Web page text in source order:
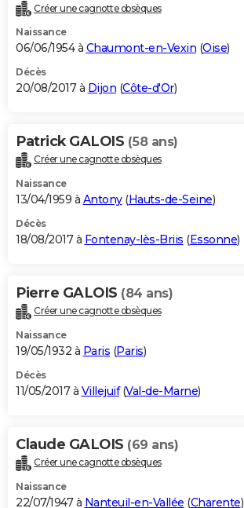
Créer une cagnotte obsèques
Naissance
06/06/1954 à Chaumont-en-Vexin (Oise)
Décès
20/08/2017 à Dijon (Côte-d'Or)
Patrick GALOIS (58 ans)
Créer une cagnotte obsèques
Naissance
13/04/1959 à Antony(Hauts-de-Seine)
Décès
18/08/2017 à Fontenay-lès-Briis (Essonne)
Pierre GALOIS (84 ans)
Créer une cagnotte obsèques
Naissance
19/05/1932 à Paris (Paris)
Décès
11/05/2017 à Villejuif(Val-de-Marne)
Claude GALOIS (69 ans)
Créer une cagnotte obsèques
Naissance
22/07/1947 à Nanteuil-en-Vallée (Charente)